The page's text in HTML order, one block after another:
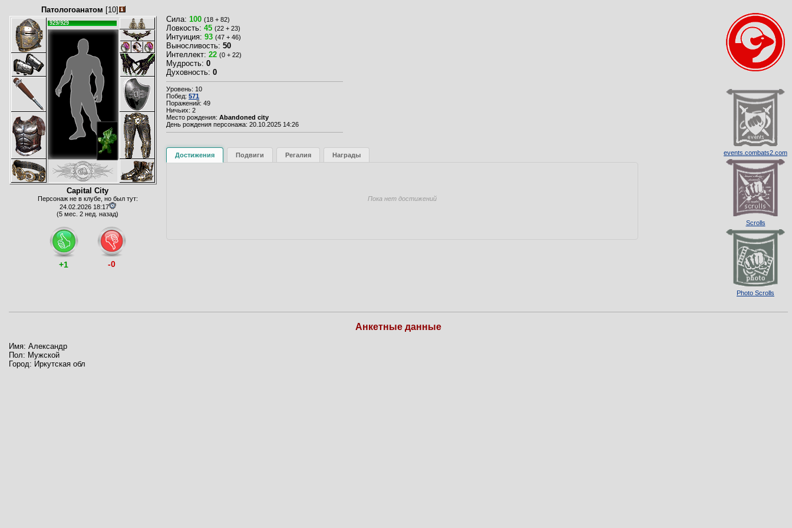
Патологоанатом [10]
929/929
Capital City
Персонаж не в клубе, но был тут:
24.02.2026 18:17
(5 мес. 2 нед. назад)
+1 -0
Сила: 100 (18 + 82)
Ловкость: 45 (22 + 23)
Интуиция: 93 (47 + 46)
Выносливость: 50
Интеллект: 22 (0 + 22)
Мудрость: 0
Духовность: 0
Уровень: 10
Побед: 571
Поражений: 49
Ничьих: 2
Место рождения: Abandoned city
День рождения персонажа: 20.10.2025 14:26
Достижения Подвиги Регалия Награды
Пока нет достижений
events.combats2.com
Scrolls
Photo Scrolls
Анкетные данные
Имя: Александр
Пол: Мужской
Город: Иркутская обл